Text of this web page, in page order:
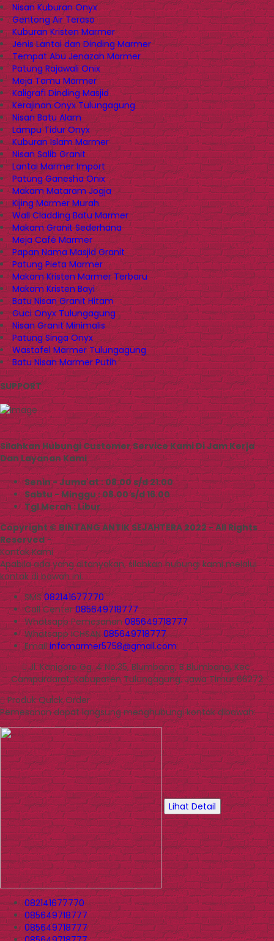
Nisan Kuburan Onyx
Gentong Air Teraso
Kuburan Kristen Marmer
Jenis Lantai dan Dinding Marmer
Tempat Abu Jenazah Marmer
Patung Rajawali Onix
Meja Tamu Marmer
Kaligrafi Dinding Masjid
Kerajinan Onyx Tulungagung
Nisan Batu Alam
Lampu Tidur Onyx
Kuburan Islam Marmer
Nisan Salib Granit
Lantai Marmer Import
Patung Ganesha Onix
Makam Mataram Jogja
Kijing Marmer Murah
Wall Cladding Batu Marmer
Makam Granit Sederhana
Meja Café Marmer
Papan Nama Masjid Granit
Patung Pieta Marmer
Makam Kristen Marmer Terbaru
Makam Kristen Bayi
Batu Nisan Granit Hitam
Guci Onyx Tulungagung
Nisan Granit Minimalis
Patung Singa Onyx
Wastafel Marmer Tulungagung
Batu Nisan Marmer Putih
SUPPORT
Silahkan Hubungi Customer Service Kami Di Jam Kerja
Dan Layanan Kami
Senin - Juma'at : 08.00 s/d 21.00
Sabtu - Minggu : 08.00 s/d 16.00
Tgl Merah : Libur
Copyright © BINTANG ANTIK SEJAHTERA 2022 - All Rights
Reserved-
Kontak Kami
Apabila ada yang ditanyakan, silahkan hubungi kami melalui
kontak di bawah ini.
SMS082141677770
Call Center085649718777
WhatsappPemesanan 085649718777
WhatsappICHSAN 085649718777
Emailinfomarmer5758@gmail.com
Jl. Kanigoro Gg. 4 No.35, Blumbang, B Blumbang, Kec.
Campurdarat, Kabupaten Tulungagung, Jawa Timur 66272
Produk Quick Order
Pemesanan dapat langsung menghubungi kontak dibawah:
Lihat Detail
082141677770
085649718777
085649718777